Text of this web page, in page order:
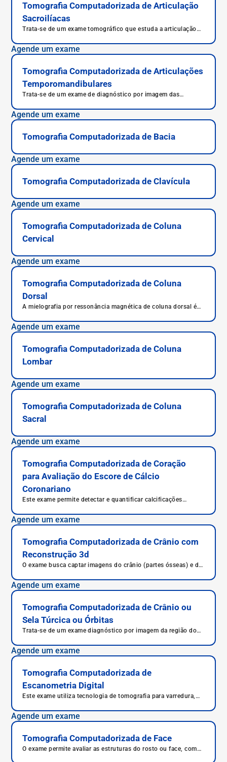
Tomografia Computadorizada de Articulação
Sacroilíacas
Trata-se de um exame tomográfico que estuda a articulação
Agende um exame
Tomografia Computadorizada de Articulações
Temporomandibulares
Trata-se de um exame de diagnóstico por imagem das
mandíbula.
Agende um exame
Tomografia Computadorizada de Bacia
Agende um exame
Tomografia Computadorizada de Clavícula
Agende um exame
Tomografia Computadorizada de Coluna
Cervical
Agende um exame
Tomografia Computadorizada de Coluna
Dorsal
A mielografia por ressonância magnética de coluna dorsal é
radioativos com a realização de uma ressonância magnética
para permitir que sejam obtidas imagens de alta qualidade da
Agende um exame
Tomografia Computadorizada de Coluna
Lombar
Agende um exame
Tomografia Computadorizada de Coluna
Sacral
Agende um exame
Tomografia Computadorizada de Coração
para Avaliação do Escore de Cálcio
Coronariano
Este exame permite detectar e quantificar calcificações
eventos cardíacos (ex. infarto).
Agende um exame
Tomografia Computadorizada de Crânio com
Reconstrução 3d
O exame busca captar imagens do crânio (partes ósseas) e de
imagem tridimensional
Agende um exame
Tomografia Computadorizada de Crânio ou
Sela Túrcica ou Órbitas
Trata-se de um exame diagnóstico por imagem da região do
Agende um exame
Tomografia Computadorizada de
Escanometria Digital
Este exame utiliza tecnologia de tomografia para varredura,
Agende um exame
Tomografia Computadorizada de Face
O exame permite avaliar as estruturas do rosto ou face, como